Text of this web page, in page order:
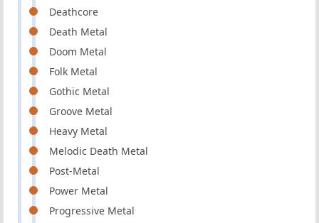
Deathcore
Death Metal
Doom Metal
Folk Metal
Gothic Metal
Groove Metal
Heavy Metal
Melodic Death Metal
Post-Metal
Power Metal
Progressive Metal